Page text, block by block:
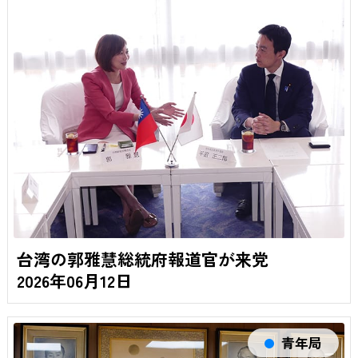
台湾の郭雅慧総統府報道官が来党
2026年06月12日
青年局